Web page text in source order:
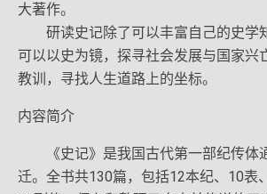
大著作。
研读史记除了可以丰富自己的史学
可以以史为镜，探寻社会发展与国家兴
教训，寻找人生道路上的坐标。
内容简介
《史记》是我国古代第一部纪传体
迁。全书共130篇，包括12本纪、10表